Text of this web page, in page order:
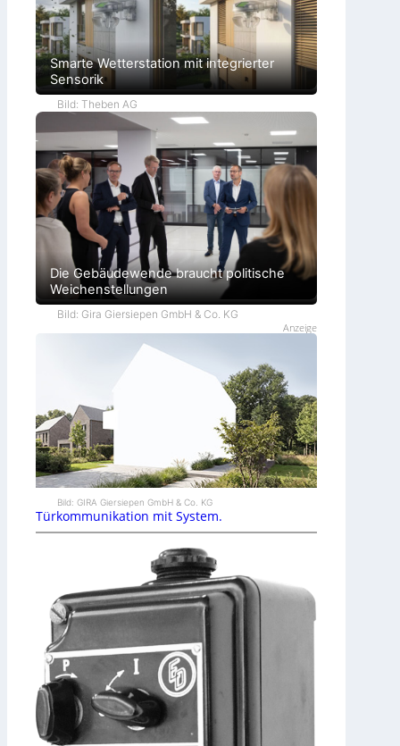
Smarte Wetterstation mit integrierter
Sensorik
Bild: Theben AG
Die Gebäudewende braucht politische
Weichenstellungen
Bild: Gira Giersiepen GmbH & Co. KG
Anzeige
Bild: GIRA Giersiepen GmbH & Co. KG
Türkommunikation mit System.